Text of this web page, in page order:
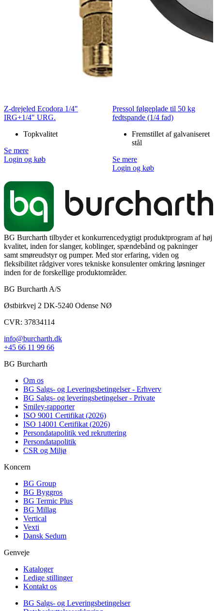
Z-drejeled Ecodora 1/4"
IRG+1/4" URG.
Topkvalitet
Se mere
Login og køb
Pressol følgeplade til 50 kg
fedtspande (1/4 fad)
Fremstillet af galvaniseret
stål
Se mere
Login og køb
BG Burcharth tilbyder et konkurrencedygtigt produktprogram af høj
kvalitet, inden for slanger, koblinger, spændebånd og pakninger
samt smøreudstyr og pumper. Med stor erfaring, viden og
fleksibilitet rådgiver vores tekniske konsulenter omkring løsninger
inden for de forskellige produktområder.
BG Burcharth A/S
Østbirkvej 2 DK-5240 Odense NØ
CVR: 37834114
info@burcharth.dk
+45 66 11 99 66
BG Burcharth
Om os
BG Salgs- og Leveringsbetingelser - Erhverv
BG Salgs- og leveringsbetingelser - Private
Smiley-rapporter
ISO 9001 Certifikat (2026)
ISO 14001 Certifikat (2026)
Persondatapolitik ved rekruttering
Persondatapolitik
CSR og Miljø
Koncern
BG Group
BG Byggros
BG Termic Plus
BG Millag
Vertical
Vexti
Dansk Sedum
Genveje
Kataloger
Ledige stillinger
Kontakt os
BG Salgs- og Leveringsbetingelser